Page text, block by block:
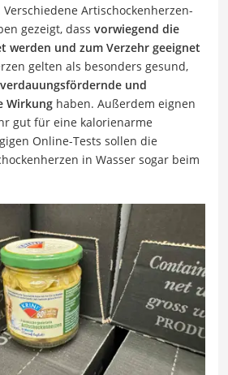
Artischockenherzen-
gezeigt, dass vorwiegend die
werden und zum Verzehr geeignet
gelten als besonders gesund,
verdauungsfördernde und
Wirkung haben. Außerdem eignen
gut für eine kalorienarme
Online-Tests sollen die
in Wasser sogar beim